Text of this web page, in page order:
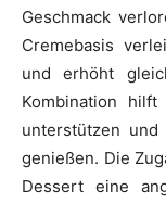
Geschmack
Cremebasis
und erhöht
Kombination
unterstützen
genießen. Die
Dessert eine